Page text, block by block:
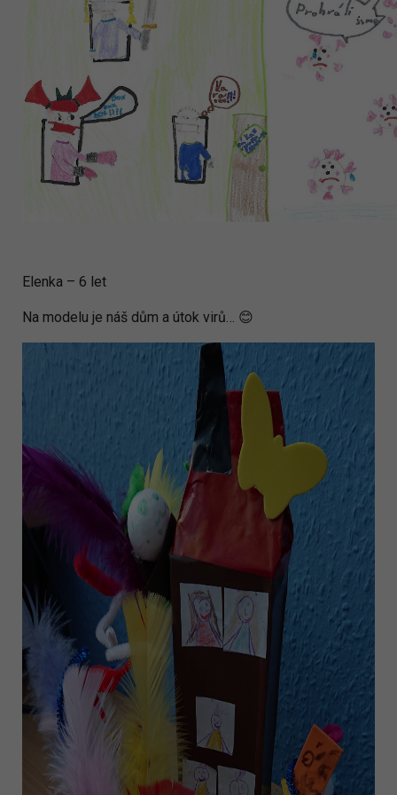
Elenka – 6 let
Na modelu je náš dům a útok virů… 😊